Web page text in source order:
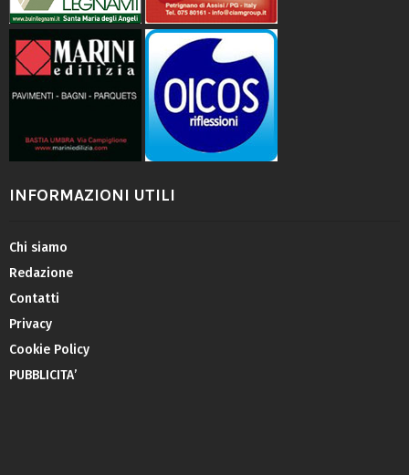
INFORMAZIONI UTILI
Chi siamo
Redazione
Contatti
Privacy
Cookie Policy
PUBBLICITA’